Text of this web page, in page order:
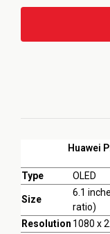
Huawei
Type OLED
Size
6.1
ratio)
Resolution 1080 x